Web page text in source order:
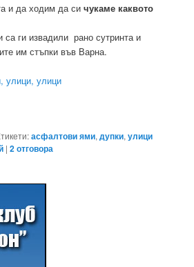
и да ходим да сичукаме каквото
ги извадили рано сутринта и
им стъпки във Варна.
улици, улици
асфалтови ями,дупки,улици
|2отговора